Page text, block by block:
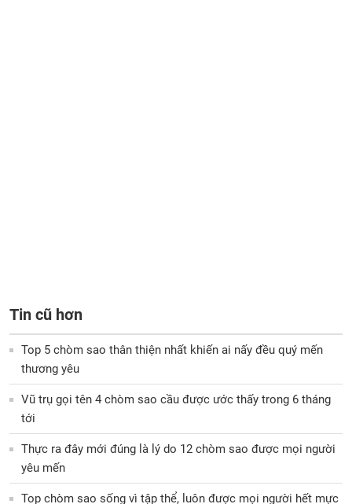
Tin cũ hơn
Top 5 chòm sao thân thiện nhất khiến ai nấy đều quý mến
thương yêu
Vũ trụ gọi tên 4 chòm sao cầu được ước thấy trong 6 tháng
tới
Thực ra đây mới đúng là lý do 12 chòm sao được mọi người
yêu mến
Top chòm sao sống vì tập thể, luôn được mọi người hết mực